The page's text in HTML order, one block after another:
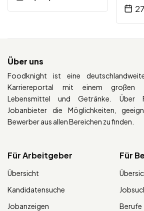
Über uns
Foodknight ist eine
Karriereportal mit einem großen
Lebensmittel und Getränke. Über
Jobanbieter die Möglichkeiten,
Bewerber aus allen Bereichen zu finden.
Für Arbeitgeber
Übersicht
Kandidatensuche
Jobanzeigen
Für
Berufe